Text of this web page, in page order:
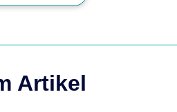
Artikel